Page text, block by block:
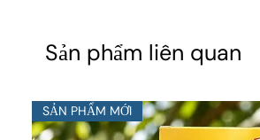
Sản phẩm liên quan
SẢN PHẨM MỚI